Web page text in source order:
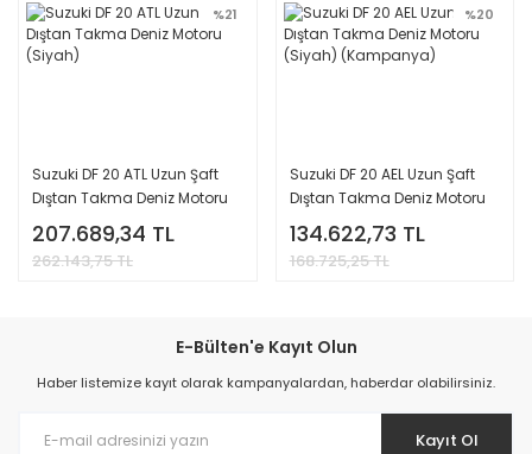
%21
Suzuki DF 20 ATL Uzun Şaft
Dıştan Takma Deniz Motoru
(Siyah)
207.689,34 TL
262.143,75 TL
%20
Suzuki DF 20 AEL Uzun Şaft
Dıştan Takma Deniz Motoru
(Siyah) (Kampanya)
134.622,73 TL
168.725,25 TL
E-Bülten'e Kayıt Olun
Haber listemize kayıt olarak kampanyalardan, haberdar olabilirsiniz.
Kayıt Ol